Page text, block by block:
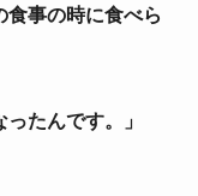
食事の時に食べら
たんです。」